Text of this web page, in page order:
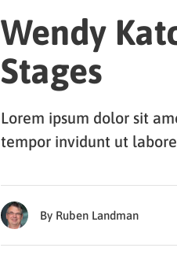
Wendy
Stages
Lorem ipsum dolor sit
tempor invidunt ut
By Ruben Landman